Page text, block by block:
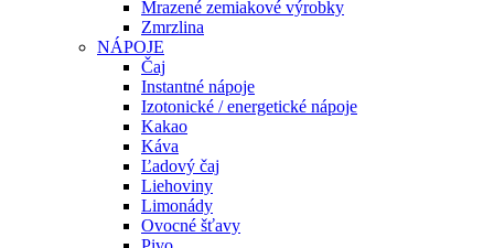
Mrazené zemiakové výrobky
Zmrzlina
NÁPOJE
Čaj
Instantné nápoje
Izotonické / energetické nápoje
Kakao
Káva
Ľadový čaj
Liehoviny
Limonády
Ovocné šťavy